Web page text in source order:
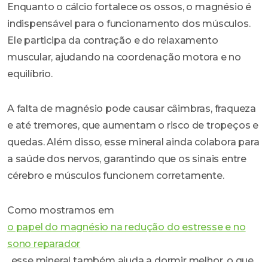
Enquanto o cálcio fortalece os ossos, o magnésio é
indispensável para o funcionamento dos músculos.
Ele participa da contração e do relaxamento
muscular, ajudando na coordenação motora e no
equilíbrio.
A falta de magnésio pode causar câimbras, fraqueza
e até tremores, que aumentam o risco de tropeços e
quedas. Além disso, esse mineral ainda colabora para
a saúde dos nervos, garantindo que os sinais entre
cérebro e músculos funcionem corretamente.
Como mostramos em
o papel do magnésio na redução do estresse e no
sono reparador